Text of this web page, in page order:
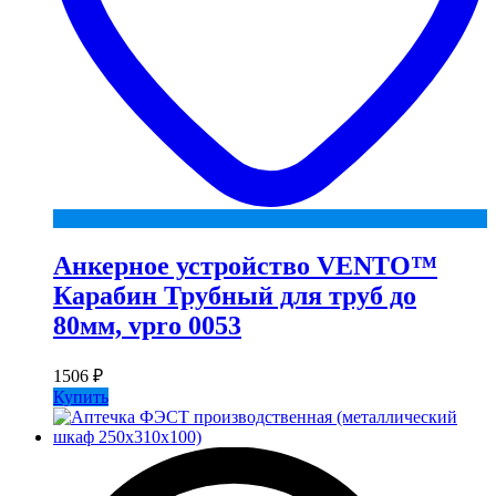
Анкерное устройство VENTO™
Карабин Трубный для труб до
80мм, vpro 0053
1506 ₽
Купить